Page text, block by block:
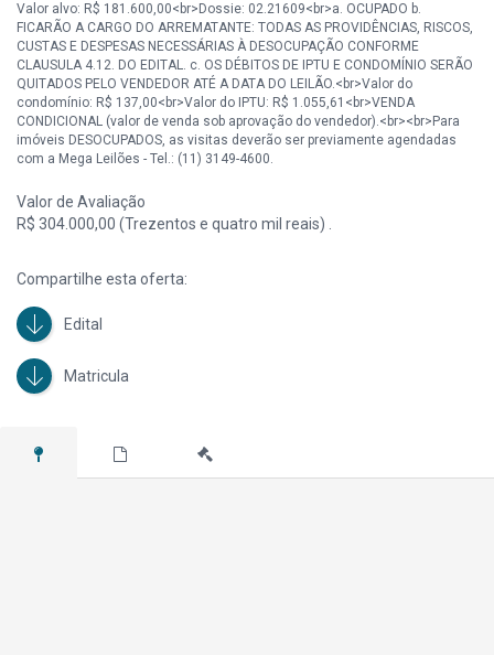
Valor alvo: R$ 181.600,00<br>Dossie: 02.21609<br>a. OCUPADO b.
FICARÃO A CARGO DO ARREMATANTE: TODAS AS PROVIDÊNCIAS, RISCOS,
CUSTAS E DESPESAS NECESSÁRIAS À DESOCUPAÇÃO CONFORME
CLAUSULA 4.12. DO EDITAL. c. OS DÉBITOS DE IPTU E CONDOMÍNIO SERÃO
QUITADOS PELO VENDEDOR ATÉ A DATA DO LEILÃO.<br>Valor do
condomínio: R$ 137,00<br>Valor do IPTU: R$ 1.055,61<br>VENDA
CONDICIONAL (valor de venda sob aprovação do vendedor).<br><br>Para
imóveis DESOCUPADOS, as visitas deverão ser previamente agendadas
com a Mega Leilões - Tel.: (11) 3149-4600.
Valor de Avaliação
R$ 304.000,00 (Trezentos e quatro mil reais) .
Compartilhe esta oferta:
Edital
Matricula